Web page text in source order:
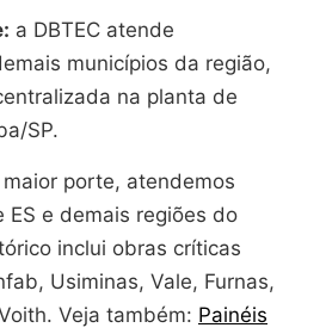
a DBTEC atende
municípios da região,
na planta de
SP.
porte, atendemos
e demais regiões do
inclui obras críticas
Usiminas, Vale, Furnas,
Veja também: Painéis